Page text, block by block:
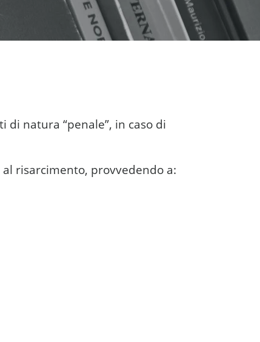
natura “penale”, in caso di
risarcimento, provvedendo a: